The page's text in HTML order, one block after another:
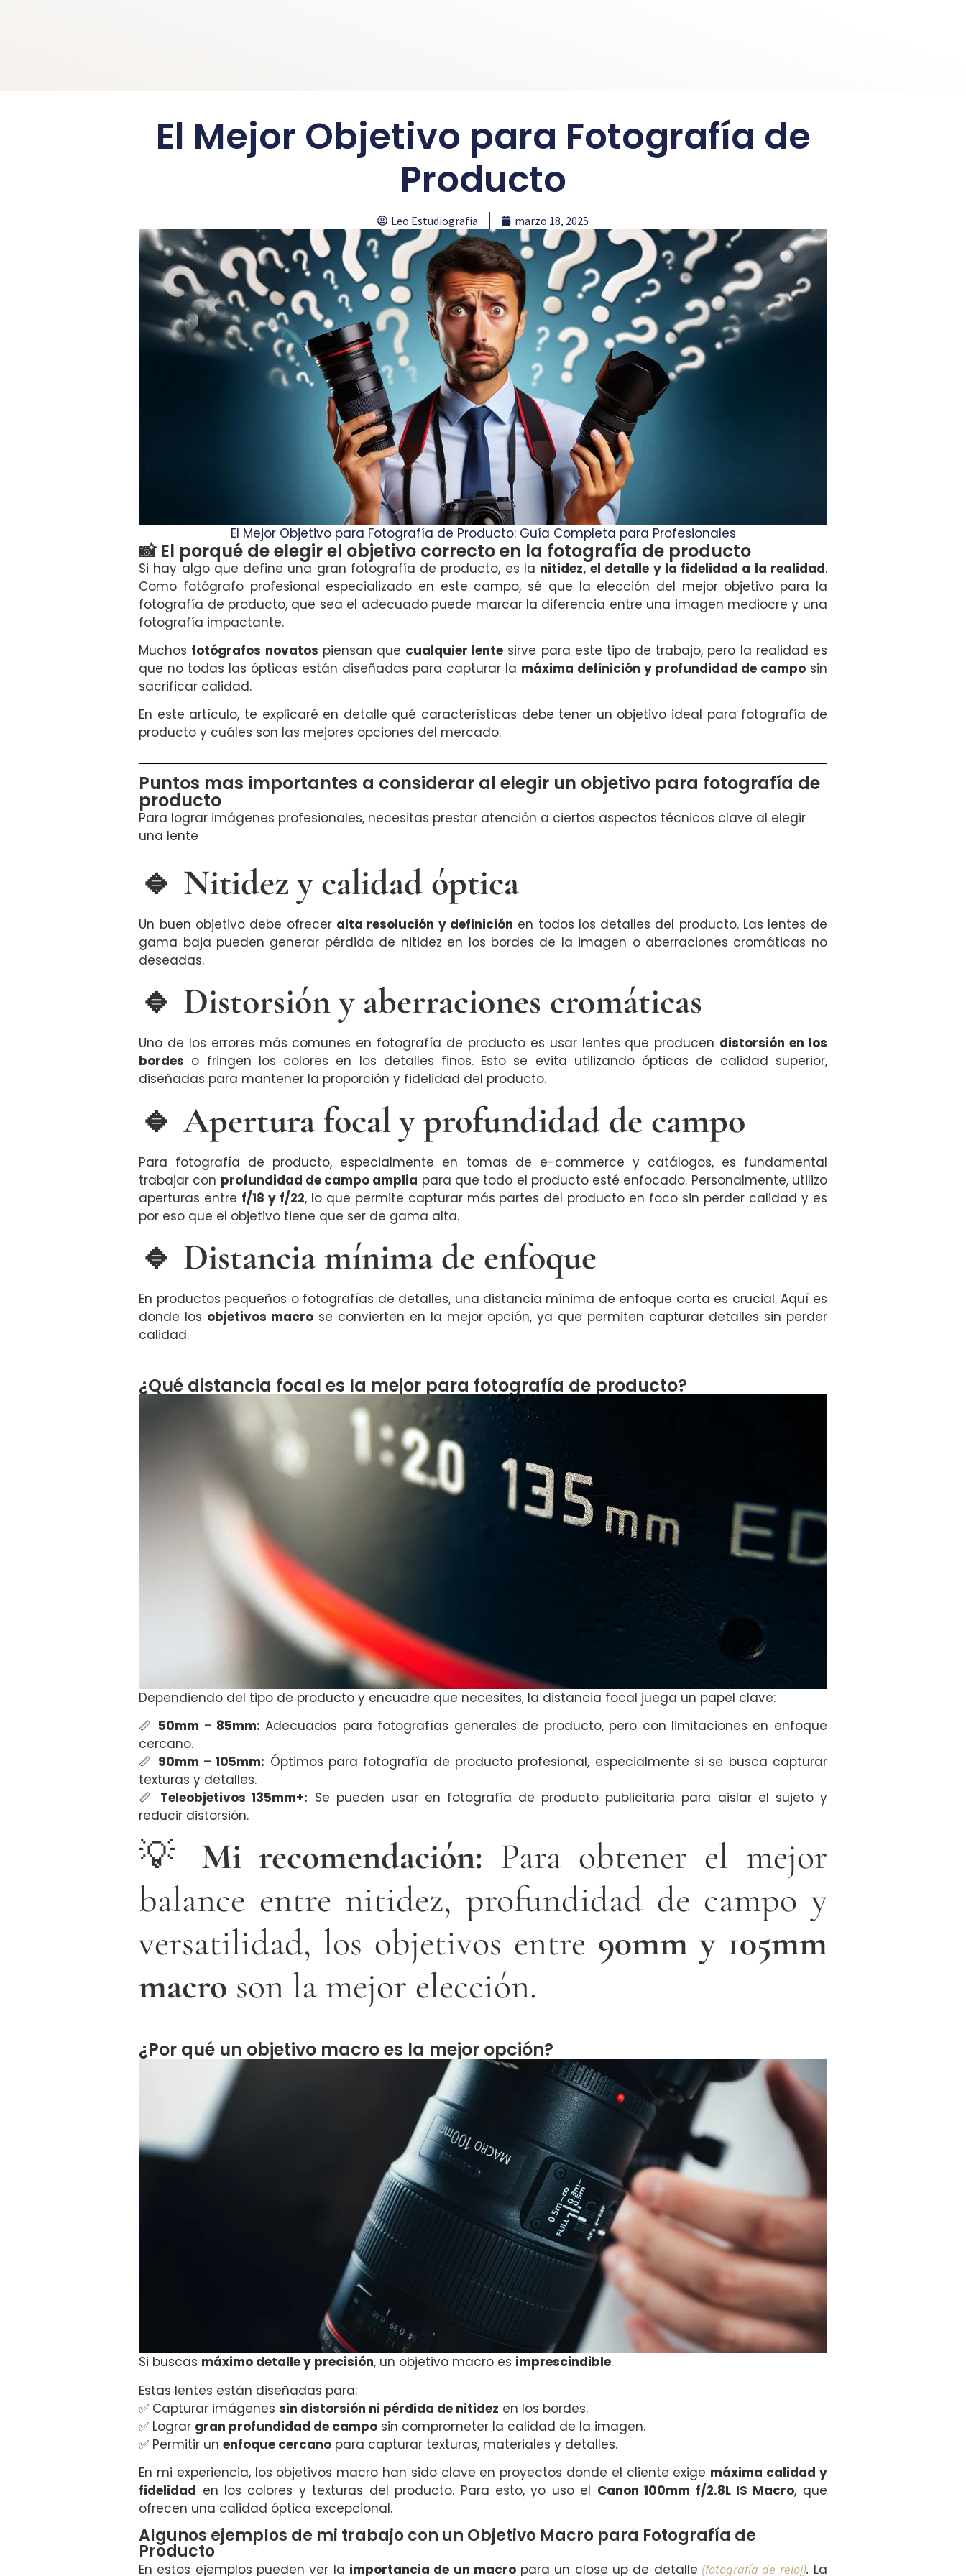
El Mejor Objetivo para Fotografía de
Producto
Leo Estudiografia marzo 18, 2025
El Mejor Objetivo para Fotografía de Producto: Guía Completa para Profesionales
📸 El porqué de elegir el objetivo correcto en la fotografía de producto
Si hay algo que define una gran fotografía de producto, es la nitidez, el detalle y la fidelidad a la realidad.
Como fotógrafo profesional especializado en este campo, sé que la elección del mejor objetivo para la
fotografía de producto, que sea el adecuado puede marcar la diferencia entre una imagen mediocre y una
fotografía impactante.
Muchos fotógrafos novatos piensan que cualquier lente sirve para este tipo de trabajo, pero la realidad es
que no todas las ópticas están diseñadas para capturar la máxima definición y profundidad de camposin
sacrificar calidad.
En este artículo, te explicaré en detalle qué características debe tener un objetivo ideal para fotografía de
producto y cuáles son las mejores opciones del mercado.
Puntos mas importantes a considerar al elegir un objetivo para fotografía de
producto
Para lograr imágenes profesionales, necesitas prestar atención a ciertos aspectos técnicos clave al elegir
una lente
🔹 Nitidez y calidad óptica
Un buen objetivo debe ofrecer alta resolución y definición en todos los detalles del producto. Las lentes de
gama baja pueden generar pérdida de nitidez en los bordes de la imagen o aberraciones cromáticas no
deseadas.
🔹 Distorsión y aberraciones cromáticas
Uno de los errores más comunes en fotografía de producto es usar lentes que producen distorsión en los
bordes o fringen los colores en los detalles finos. Esto se evita utilizando ópticas de calidad superior,
diseñadas para mantener la proporción y fidelidad del producto.
🔹 Apertura focal y profundidad de campo
Para fotografía de producto, especialmente en tomas de e-commerce y catálogos, es fundamental
trabajar con profundidad de campo amplia para que todo el producto esté enfocado. Personalmente, utilizo
aperturas entre f/18 y f/22, lo que permite capturar más partes del producto en foco sin perder calidad y es
por eso que el objetivo tiene que ser de gama alta.
🔹 Distancia mínima de enfoque
En productos pequeños o fotografías de detalles, una distancia mínima de enfoque corta es crucial. Aquí es
donde los objetivos macrose convierten en la mejor opción, ya que permiten capturar detalles sin perder
calidad.
¿Qué distancia focal es la mejor para fotografía de producto?
Dependiendo del tipo de producto y encuadre que necesites, la distancia focal juega un papel clave:
📏 50mm – 85mm: Adecuados para fotografías generales de producto, pero con limitaciones en enfoque
cercano.
📏 90mm – 105mm: Óptimos para fotografía de producto profesional, especialmente si se busca capturar
texturas y detalles.
📏 Teleobjetivos 135mm+: Se pueden usar en fotografía de producto publicitaria para aislar el sujeto y
reducir distorsión.
💡 Mi recomendación: Para obtener el mejor
balance entre nitidez, profundidad de campo y
versatilidad, los objetivos entre 90mm y 105mm
macro son la mejor elección.
¿Por qué un objetivo macro es la mejor opción?
Si buscas máximo detalle y precisión, un objetivo macro es imprescindible.
Estas lentes están diseñadas para:
✅ Capturar imágenessin distorsión ni pérdida de nitidez en los bordes.
✅ Lograr gran profundidad de campo sin comprometer la calidad de la imagen.
✅ Permitir unenfoque cercano para capturar texturas, materiales y detalles.
En mi experiencia, los objetivos macro han sido clave en proyectos donde el cliente exige máxima calidad y
fidelidad en los colores y texturas del producto. Para esto, yo uso el Canon 100mm f/2.8L IS Macro, que
ofrecen una calidad óptica excepcional.
Algunos ejemplos de mi trabajo con un Objetivo Macro para Fotografía de
Producto
En estos ejemplos pueden ver la importancia de un macropara un close up de detalle (fotografía de reloj). La